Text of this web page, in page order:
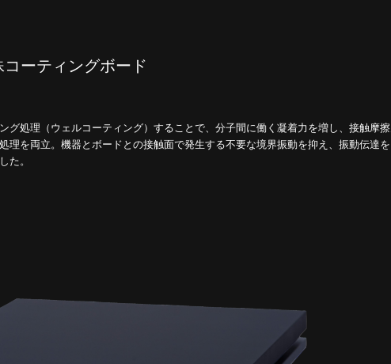
ーティングボード
グ処理（ウェルコーティング）することで、分子間に働く凝着力を増し、接触
理を両立。機器とボードとの接触面で発生する不要な境界振動を抑え、振動伝
た。